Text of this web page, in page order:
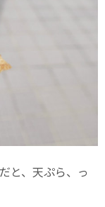
と、天ぷら、っ